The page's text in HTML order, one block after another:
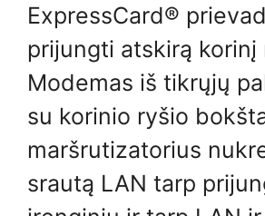
ExpressCard®
prijungti atskirą korinį
Modemas iš tikrųjų
su korinio ryšio
maršrutizatorius
srautą LAN tarp